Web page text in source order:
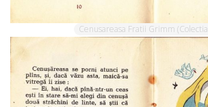
Cenusareasa Fratii Grimm